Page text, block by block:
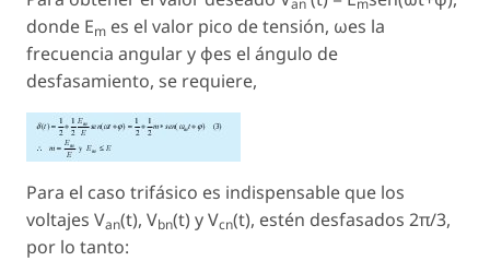
an m
donde Em es el valor pico de tensión, ωes la
frecuencia angular y φes el ángulo de
desfasamiento, se requiere,
Para el caso trifásico es indispensable que los
voltajes Van(t), Vbn(t) y Vcn(t), estén desfasados 2π/3,
por lo tanto: